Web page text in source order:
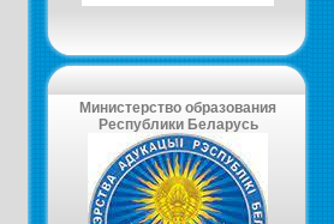
Министерство образования
Республики Беларусь